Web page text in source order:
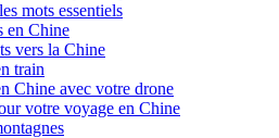
mots essentiels
en Chine
vers la Chine
train
Chine avec votre drone
votre voyage en Chine